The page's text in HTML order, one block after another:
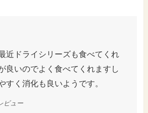
近ドライシリーズも食べてくれ
良いのでよく食べてくれますし
すく消化も良いようです。
ビュー